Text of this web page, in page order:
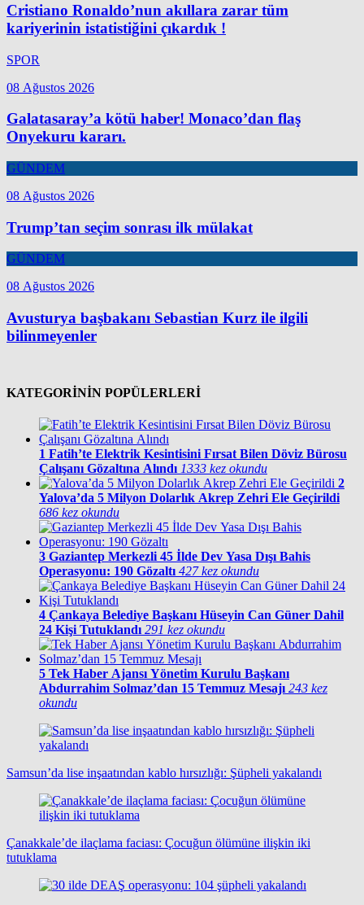
Cristiano Ronaldo’nun akıllara zarar tüm
kariyerinin istatistiğini çıkardık !
SPOR
08 Ağustos 2026
Galatasaray’a kötü haber! Monaco’dan flaş
Onyekuru kararı.
GÜNDEM
08 Ağustos 2026
Trump’tan seçim sonrası ilk mülakat
GÜNDEM
08 Ağustos 2026
Avusturya başbakanı Sebastian Kurz ile ilgili
bilinmeyenler
KATEGORİNİN POPÜLERLERİ
1 Fatih’te Elektrik Kesintisini Fırsat Bilen Döviz Bürosu
Çalışanı Gözaltına Alındı 1333 kez okundu
2
Yalova’da 5 Milyon Dolarlık Akrep Zehri Ele Geçirildi
686 kez okundu
3 Gaziantep Merkezli 45 İlde Dev Yasa Dışı Bahis
Operasyonu: 190 Gözaltı 427 kez okundu
4 Çankaya Belediye Başkanı Hüseyin Can Güner Dahil
24 Kişi Tutuklandı 291 kez okundu
5 Tek Haber Ajansı Yönetim Kurulu Başkanı
Abdurrahim Solmaz’dan 15 Temmuz Mesajı 243 kez
okundu
Samsun’da lise inşaatından kablo hırsızlığı: Şüpheli yakalandı
Çanakkale’de ilaçlama faciası: Çocuğun ölümüne ilişkin iki
tutuklama